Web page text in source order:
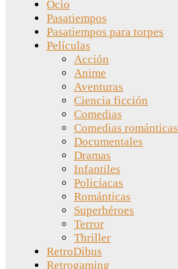
Ocio
Pasatiempos
Pasatiempos para torpes
Películas
Acción
Anime
Aventuras
Ciencia ficción
Comedias
Comedias románticas
Documentales
Dramas
Infantiles
Policíacas
Románticas
Superhéroes
Terror
Thriller
RetroDibus
Retrogaming